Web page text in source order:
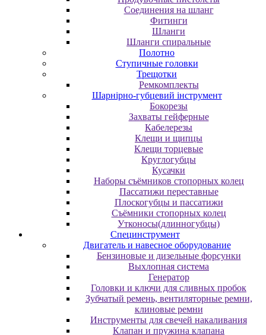
Соединения на шланг
Фитинги
Шланги
Шланги спиральные
Полотно
Ступичные головки
Трещотки
Ремкомплекты
Шарнірно-губцевий інструмент
Бокорезы
Захваты гейферные
Кабелерезы
Клещи и щипцы
Клещи торцевые
Круглогубцы
Кусачки
Наборы съёмников стопорных колец
Пассатижи переставные
Плоскогубцы и пассатижи
Съёмники стопорных колец
Утконосы(длинногубцы)
Специнструмент
Двигатель и навесное оборудование
Бензиновые и дизельные форсунки
Выхлопная система
Генератор
Головки и ключи для сливных пробок
Зубчатый ремень, вентиляторные ремни,
клиновые ремни
Инструменты для свечей накаливания
Клапан и пружина клапана